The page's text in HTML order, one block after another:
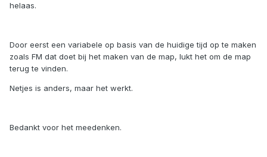
helaas.
Door eerst een variabele op basis van de huidige tijd op te maken
zoals FM dat doet bij het maken van de map, lukt het om de map
terug te vinden.
Netjes is anders, maar het werkt.
Bedankt voor het meedenken.